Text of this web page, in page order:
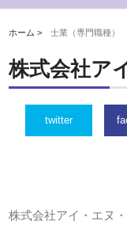
ホーム >士業（専門職種）
株式会社ア
twitter
株式会社アイ・エヌ